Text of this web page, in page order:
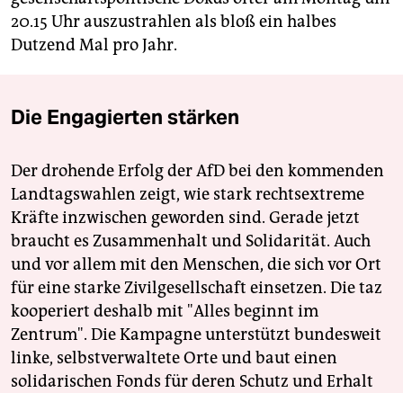
20.15 Uhr auszustrahlen als bloß ein halbes
Dutzend Mal pro Jahr.
Die Engagierten stärken
Der drohende Erfolg der AfD bei den kommenden
Landtagswahlen zeigt, wie stark rechtsextreme
Kräfte inzwischen geworden sind. Gerade jetzt
braucht es Zusammenhalt und Solidarität. Auch
und vor allem mit den Menschen, die sich vor Ort
für eine starke Zivilgesellschaft einsetzen. Die taz
kooperiert deshalb mit "Alles beginnt im
Zentrum". Die Kampagne unterstützt bundesweit
linke, selbstverwaltete Orte und baut einen
solidarischen Fonds für deren Schutz und Erhalt